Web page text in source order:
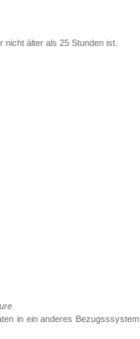
nicht älter als 25 Stunden ist.
in ein anderes Bezugsssystem